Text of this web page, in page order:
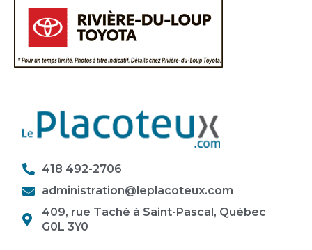
418 492-2706
administration@leplacoteux.com
409, rue Taché à Saint-Pascal, Québec
G0L 3Y0